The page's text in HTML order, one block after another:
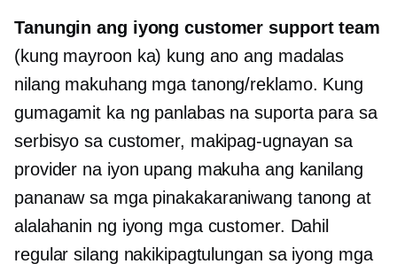
Tanungin ang iyong customer support team
(kung mayroon ka) kung ano ang madalas
nilang makuhang mga tanong/reklamo. Kung
gumagamit ka ng panlabas na suporta para sa
serbisyo sa customer, makipag-ugnayan sa
provider na iyon upang makuha ang kanilang
pananaw sa mga pinakakaraniwang tanong at
alalahanin ng iyong mga customer. Dahil
regular silang nakikipagtulungan sa iyong mga